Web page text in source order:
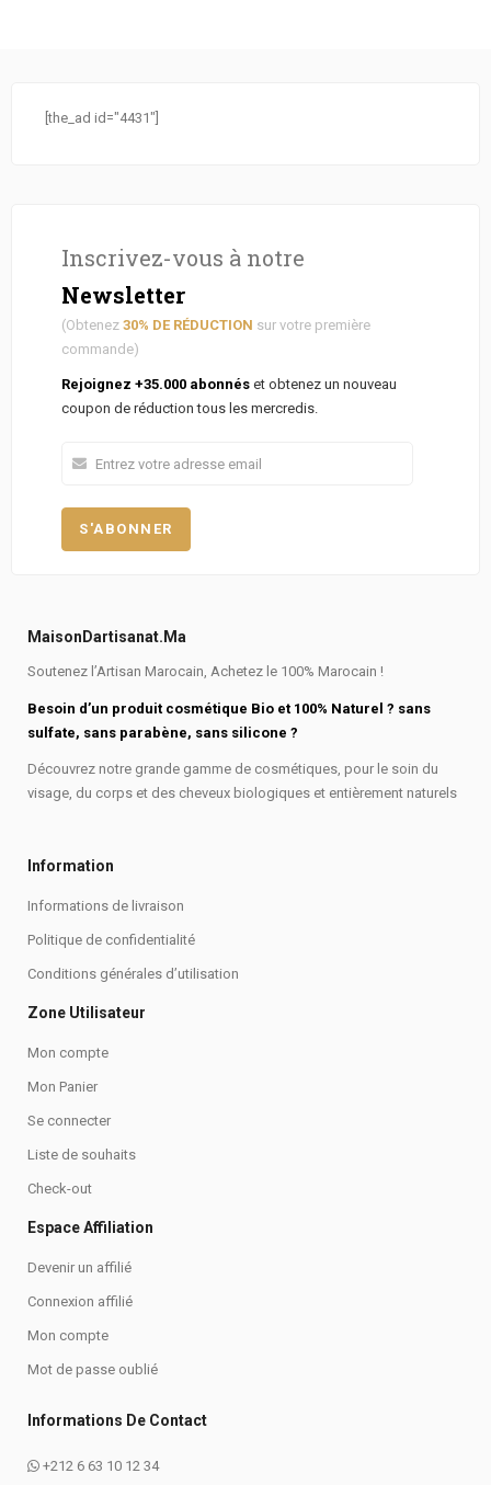
[the_ad id="4431"]
Inscrivez-vous à notre
Newsletter
(Obtenez 30% DE RÉDUCTION sur votre première
commande)
Rejoignez +35.000 abonnés et obtenez un nouveau
coupon de réduction tous les mercredis.
MaisonDartisanat.ma
Soutenez l’Artisan Marocain, Achetez le 100% Marocain !
Besoin d’un produit cosmétique Bio et 100% Naturel ? sans
sulfate, sans parabène, sans silicone ?
Découvrez notre grande gamme de cosmétiques, pour le soin du
visage, du corps et des cheveux biologiques et entièrement naturels
Information
Informations de livraison
Politique de confidentialité
Conditions générales d’utilisation
Zone Utilisateur
Mon compte
Mon Panier
Se connecter
Liste de souhaits
Check-out
Espace Affiliation
Devenir un affilié
Connexion affilié
Mon compte
Mot de passe oublié
Informations De Contact
+212 6 63 10 12 34